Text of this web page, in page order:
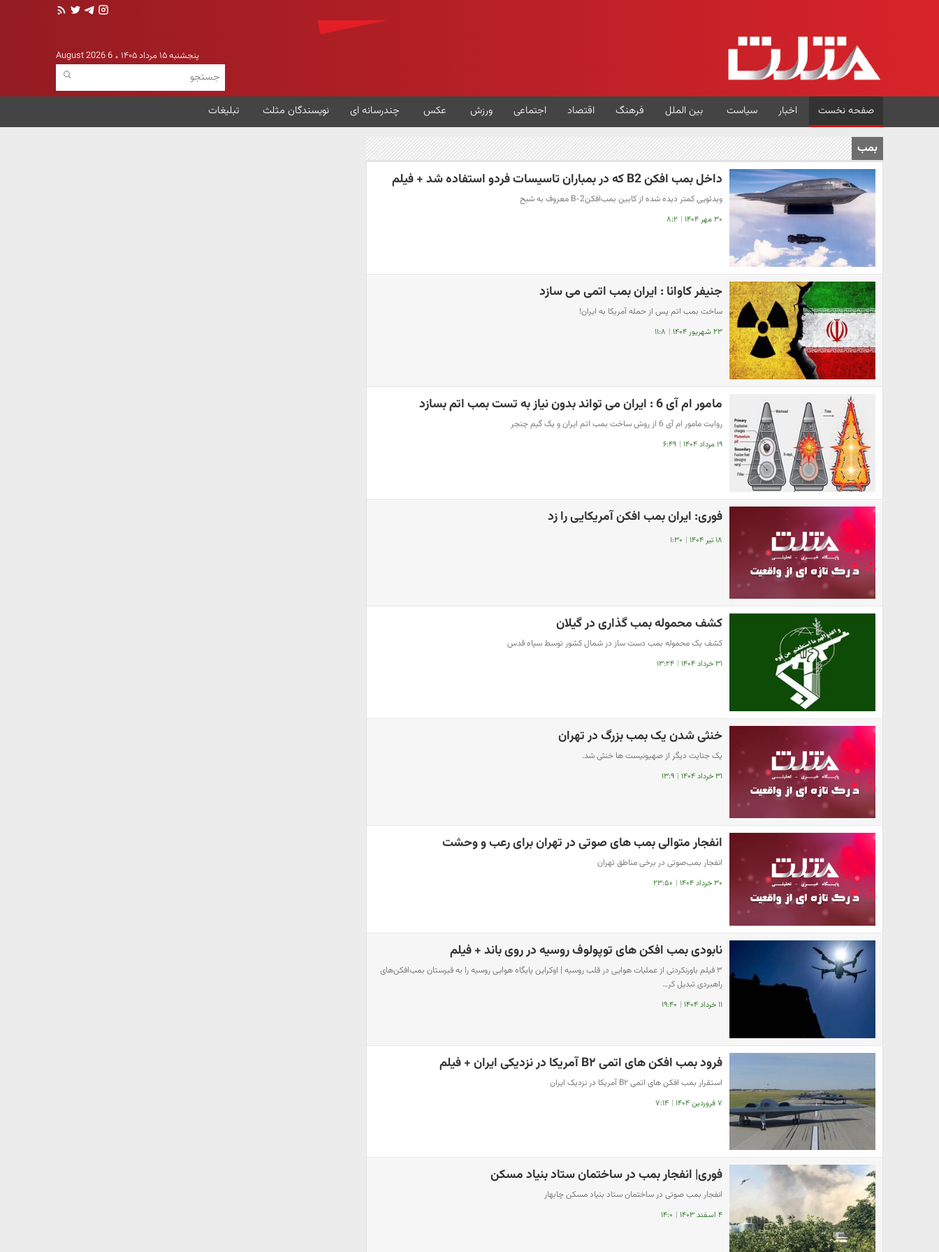
پنجشنبه ۱۵ مرداد ۱۴۰۵ 6 August 2026
صفحه نخست اخبار سیاست بین الملل فرهنگ اقتصاد اجتماعی ورزش عکس چندرسانه ای نویسندگان مثلث تبلیغات
بمب
داخل بمب افکن B2 که در بمباران تاسیسات فردو استفاده شد + فیلم
ویدئویی کمتر دیده شده از کابین بمب‌افکنB-2 معروف به شبح
۳۰ مهر ۱۴۰۴ | ۸:۲
جنیفر کاوانا : ایران بمب اتمی می سازد
ساخت بمب اتم پس از حمله آمریکا به ایران!
۲۳ شهریور ۱۴۰۴ | ۱۱:۸
مامور ام آی 6 : ایران می تواند بدون نیاز به تست بمب اتم بسازد
روایت مامور ام آی 6 از روش ساخت بمب اتم ایران و یک گیم چنجر
۱۹ مرداد ۱۴۰۴ | ۶:۴۹
فوری: ایران بمب افکن آمریکایی را زد
۱۸ تیر ۱۴۰۴ | ۱:۳۰
کشف محموله بمب گذاری در گیلان
کشف یک محموله بمب دست ساز در شمال کشور توسط سپاه قدس
۳۱ خرداد ۱۴۰۴ | ۱۳:۲۴
خنثی شدن یک بمب بزرگ در تهران
یک جنایت دیگر از صهیونیست ها خنثی شد.
۳۱ خرداد ۱۴۰۴ | ۱۳:۹
انفجار متوالی بمب‌ های صوتی در تهران برای رعب و وحشت
انفجار بمب‌صوتی در برخی مناطق تهران
۳۰ خرداد ۱۴۰۴ | ۲۳:۵۰
نابودی بمب افکن های توپولوف روسیه در روی باند + فیلم
۳ فیلم باورنکردنی از عملیات هوایی در قلب روسیه | اوکراین پایگاه هوایی روسیه را به قبرستان بمب‌افکن‌های
راهبردی تبدیل کر…
۱۱ خرداد ۱۴۰۴ | ۱۹:۴۰
فرود بمب افکن های اتمی B۲ آمریکا در نزدیکی ایران + فیلم
استقرار بمب افکن های اتمی B۲ آمریکا در نزدیک ایران
۷ فروردین ۱۴۰۴ | ۷:۱۴
فوری| انفجار بمب در ساختمان ستاد بنیاد مسکن
انفجار بمب صوتی در ساختمان ستاد بنیاد مسکن چابهار
۴ اسفند ۱۴۰۳ | ۱۴:۰